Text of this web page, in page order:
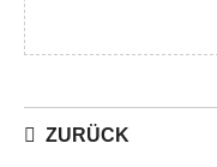
ZURÜCK